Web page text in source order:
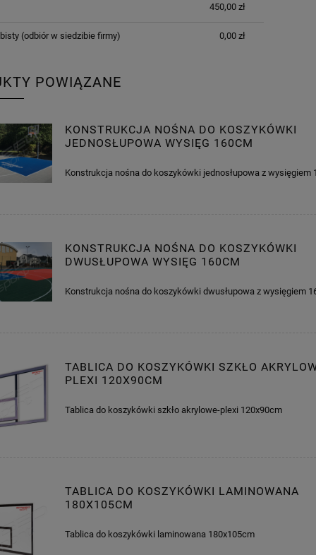
450,00 zł
(odbiór w siedzibie firmy) 0,00 zł
POWIĄZANE
KONSTRUKCJA NOŚNA DO KOSZYKÓWKI
JEDNOSŁUPOWA WYSIĘG 160CM
Konstrukcja nośna do koszykówki jednosłupowa z wysięgiem
KONSTRUKCJA NOŚNA DO KOSZYKÓWKI
DWUSŁUPOWA WYSIĘG 160CM
Konstrukcja nośna do koszykówki dwusłupowa z wysięgiem
TABLICA DO KOSZYKÓWKI SZKŁO
PLEXI 120X90CM
Tablica do koszykówki szkło akrylowe-plexi 120x90cm
TABLICA DO KOSZYKÓWKI LAMINOWANA
180X105CM
Tablica do koszykówki laminowana 180x105cm